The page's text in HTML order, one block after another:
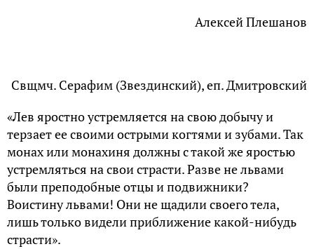
Алексей Плешанов
Свщмч. Серафим (Звездинский), еп. Дмитровский
«Лев яростно устремляется на свою добычу и
терзает ее своими острыми когтями и зубами. Так
монах или монахиня должны с такой же яростью
устремляться на свои страсти. Разве не львами
были преподобные отцы и подвижники?
Воистину львами! Они не щадили своего тела,
лишь только видели приближение какой-нибудь
страсти».